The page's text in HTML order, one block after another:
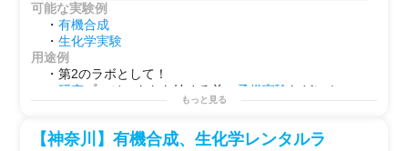
可能な実験例
・有機合成
・生化学実験
用途例
・第2のラボとして！
・研究 プロジェクトを始める前の 予備実験 などに！
サイドプロジェクト
もっと見る
【神奈川】有機合成、生化学レンタルラ